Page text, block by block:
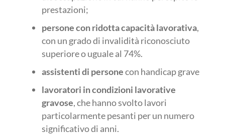
prestazioni;
persone con ridotta capacità lavorativa,
con un grado di invalidità riconosciuto
superiore o uguale al 74%.
assistenti di personecon handicap grave
lavoratori in condizioni lavorative
gravose, che hanno svolto lavori
particolarmente pesanti per un numero
significativo di anni.